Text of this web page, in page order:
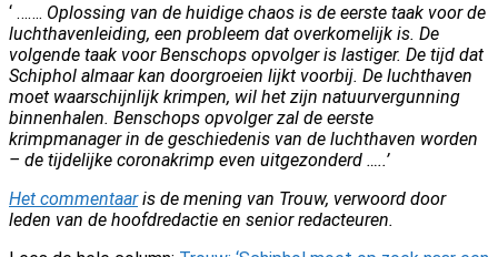
‘ ……. Oplossing van de huidige chaos is de eerste taak voor de
luchthavenleiding, een probleem dat overkomelijk is. De
volgende taak voor Benschops opvolger is lastiger. De tijd dat
Schiphol almaar kan doorgroeien lijkt voorbij. De luchthaven
moet waarschijnlijk krimpen, wil het zijn natuurvergunning
binnenhalen. Benschops opvolger zal de eerste
krimpmanager in de geschiedenis van de luchthaven worden
– de tijdelijke coronakrimp even uitgezonderd …..’
Het commentaaris de mening van Trouw, verwoord door
leden van de hoofdredactie en senior redacteuren.